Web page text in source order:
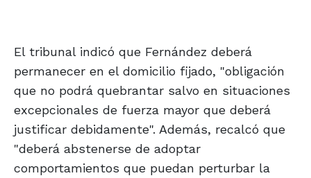
El tribunal indicó que Fernández deberá
permanecer en el domicilio fijado, "obligación
que no podrá quebrantar salvo en situaciones
excepcionales de fuerza mayor que deberá
justificar debidamente". Además, recalcó que
"deberá abstenerse de adoptar
comportamientos que puedan perturbar la